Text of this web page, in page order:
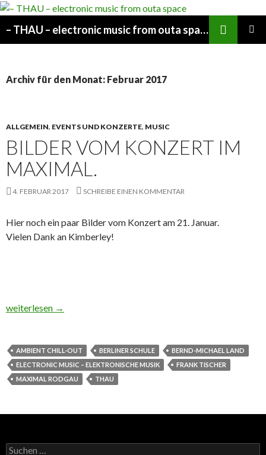
– THAU – electronic music from outa space
Archiv für den Monat: Februar 2017
ALLGEMEIN, EVENTS UND KONZERTE, MUSIC
BILDER VOM KONZERT IM
MAXIMAL.
4. FEBRUAR 2017 SCHREIBE EINEN KOMMENTAR
Hier noch ein paar Bilder vom Konzert am 21. Januar.
Vielen Dank an Kimberley!
Bilder vom Konzert im Maximal.
weiterlesen →
AMBIENT CHILL-OUT BERLINER SCHULE
BERND-MICHAEL LAND
ELECTRONIC MUSIC – ELEKTRONISCHE MUSIK
FRANK TISCHER
MAXIMAL RODGAU
THAU
Suchen